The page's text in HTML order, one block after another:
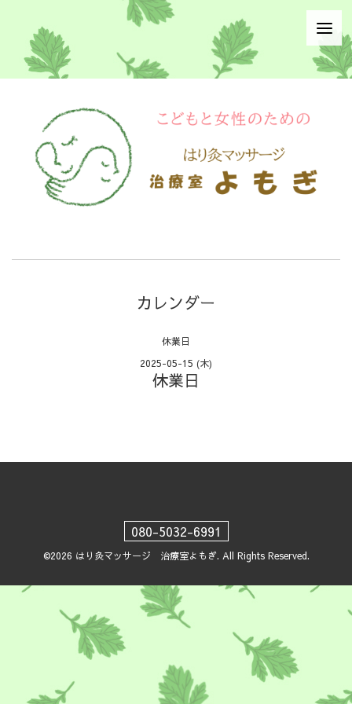
カレンダー
休業日
2025-05-15 (木)
休業日
080-5032-6991
©2026 はり灸マッサージ 治療室よもぎ. All Rights Reserved.